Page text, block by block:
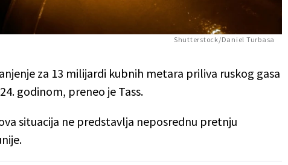
Shutterstock/Daniel Turbasa
za 13 milijardi kubnih metara priliva ruskog gasa
godinom, preneo je Tass.
situacija ne predstavlja neposrednu pretnju